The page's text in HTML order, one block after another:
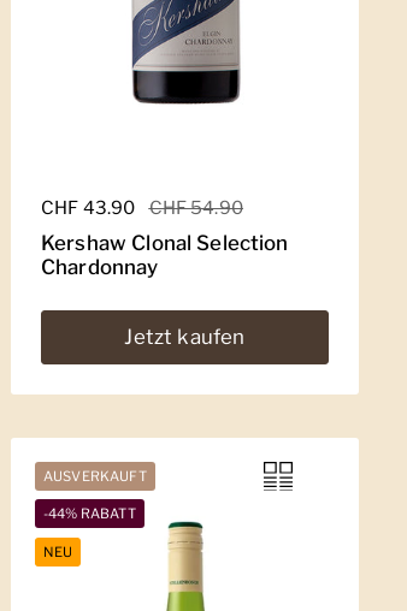
Regulärer Preis
CHF 43.90 Sale-Preis
CHF 54.90
Kershaw Clonal Selection
Chardonnay
Jetzt kaufen
AUSVERKAUFT
-44% RABATT
NEU